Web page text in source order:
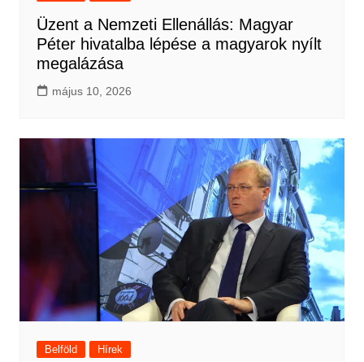
Üzent a Nemzeti Ellenállás: Magyar
Péter hivatalba lépése a magyarok nyílt
megalázása
május 10, 2026
Belföld Hírek